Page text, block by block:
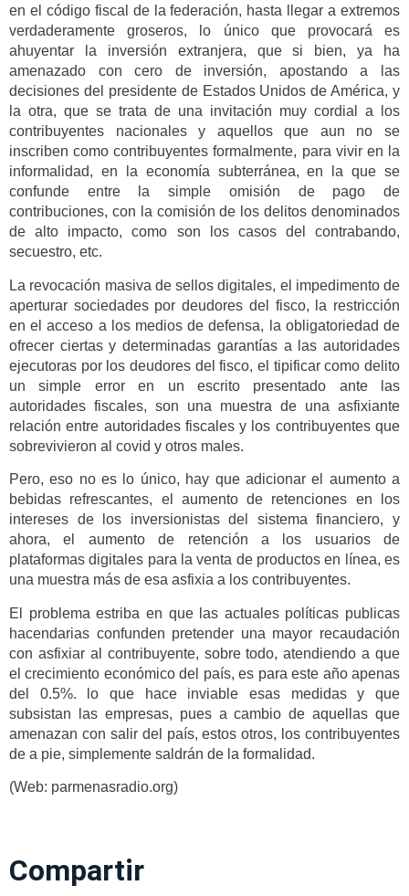
en el código fiscal de la federación, hasta llegar a extremos
verdaderamente groseros, lo único que provocará es
ahuyentar la inversión extranjera, que si bien, ya ha
amenazado con cero de inversión, apostando a las
decisiones del presidente de Estados Unidos de América, y
la otra, que se trata de una invitación muy cordial a los
contribuyentes nacionales y aquellos que aun no se
inscriben como contribuyentes formalmente, para vivir en la
informalidad, en la economía subterránea, en la que se
confunde entre la simple omisión de pago de
contribuciones, con la comisión de los delitos denominados
de alto impacto, como son los casos del contrabando,
secuestro, etc.
La revocación masiva de sellos digitales, el impedimento de
aperturar sociedades por deudores del fisco, la restricción
en el acceso a los medios de defensa, la obligatoriedad de
ofrecer ciertas y determinadas garantías a las autoridades
ejecutoras por los deudores del fisco, el tipificar como delito
un simple error en un escrito presentado ante las
autoridades fiscales, son una muestra de una asfixiante
relación entre autoridades fiscales y los contribuyentes que
sobrevivieron al covid y otros males.
Pero, eso no es lo único, hay que adicionar el aumento a
bebidas refrescantes, el aumento de retenciones en los
intereses de los inversionistas del sistema financiero, y
ahora, el aumento de retención a los usuarios de
plataformas digitales para la venta de productos en línea, es
una muestra más de esa asfixia a los contribuyentes.
El problema estriba en que las actuales políticas publicas
hacendarias confunden pretender una mayor recaudación
con asfixiar al contribuyente, sobre todo, atendiendo a que
el crecimiento económico del país, es para este año apenas
del 0.5%. lo que hace inviable esas medidas y que
subsistan las empresas, pues a cambio de aquellas que
amenazan con salir del país, estos otros, los contribuyentes
de a pie, simplemente saldrán de la formalidad.
(Web: parmenasradio.org)
Compartir